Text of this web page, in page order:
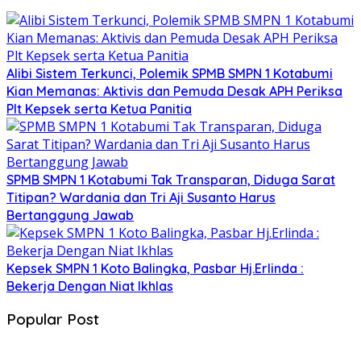
Alibi Sistem Terkunci, Polemik SPMB SMPN 1 Kotabumi
Kian Memanas: Aktivis dan Pemuda Desak APH Periksa
Plt Kepsek serta Ketua Panitia
SPMB SMPN 1 Kotabumi Tak Transparan, Diduga Sarat
Titipan? Wardania dan Tri Aji Susanto Harus
Bertanggung Jawab
Kepsek SMPN 1 Koto Balingka, Pasbar Hj.Erlinda :
Bekerja Dengan Niat Ikhlas
Popular Post